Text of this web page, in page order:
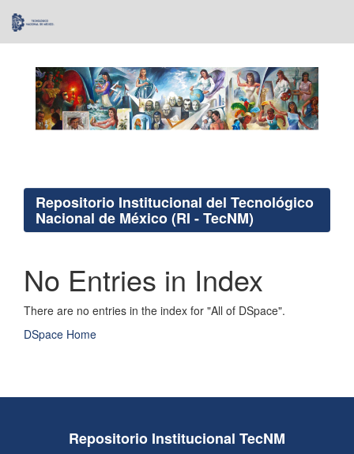
navigation
Repositorio Institucional del Tecnológico
Nacional de México (RI - TecNM)
No Entries in Index
There are no entries in the index for "All of DSpace".
DSpace Home
Repositorio Institucional TecNM